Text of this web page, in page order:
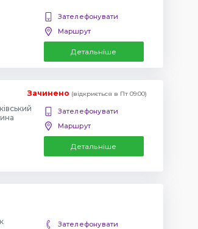
Зателефонувати
Маршрут
Детальніше
Зачинено (відкриється в Пт 09:00)
Зателефонувати
Маршрут
Детальніше
Зателефонувати